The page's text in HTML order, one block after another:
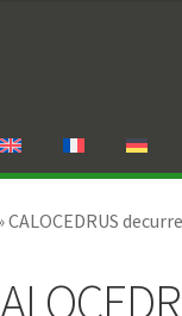
CALOCEDRUS